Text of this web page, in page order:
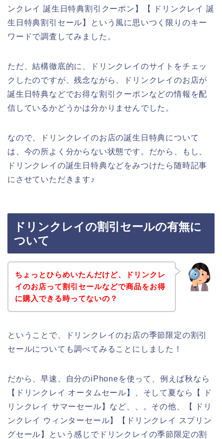
ンクレイ 誕生日特典割引クーポン】【 ドリンクレイ 誕
生日特典割引セール】という風に思いつく限りのキー
ワードで調査してみました。
ただ、結構徹底的に、ドリンクレイのサイトをチェッ
クしたのですが、残念ながら、ドリンクレイのお店が
誕生日特典などでお得な割引クーポンなどの情報を配
信しているかどうかは分かりませんでした。
なので、ドリンクレイのお店の誕生日特典について
は、今の所よく分からない状態です。だから、もし、
ドリンクレイの誕生日特典などをみつけたら随時記事
にさせていただきます♪
ドリンクレイの割引セールの有無に
ついて
ちょっとひらめいたんだけど、ドリンクレ
イのお店って割引セールなどで商品をお得
に購入できる時ってないの？
ということで、ドリンクレイのお店の季節限定の割引
セールについても調べてみることにしました！
だから、早速、自分のiPhoneを使って、例えば秋なら
【ドリンクレイ オータムセール】、そして夏なら【 ド
リンクレイ サマーセール】など、、。その他、【 ドリ
ンクレイ ウィンターセール】【ドリンクレイ スプリン
グセール】という感じでドリンクレイの季節限定の割